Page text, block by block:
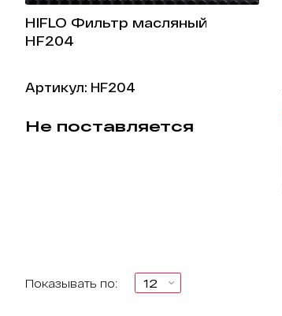
HIFLO Фильтр масляный
HF204
Артикул: HF204
Не поставляется
Показывать по: